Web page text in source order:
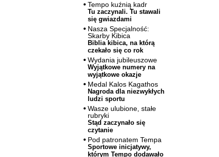
Tempo kuźnią kadr
Tu zaczynali. Tu stawali
się gwiazdami
Nasza Specjalność:
Skarby Kibica
Biblia kibica, na którą
czekało się co rok
Wydania jubileuszowe
Wyjątkowe numery na
wyjątkowe okazje
Medal Kalos Kagathos
Nagroda dla niezwykłych
ludzi sportu
Wasze ulubione, stałe
rubryki
Stąd zaczynało się
czytanie
Pod patronatem Tempa
Sportowe inicjatywy,
którym Tempo dodawało